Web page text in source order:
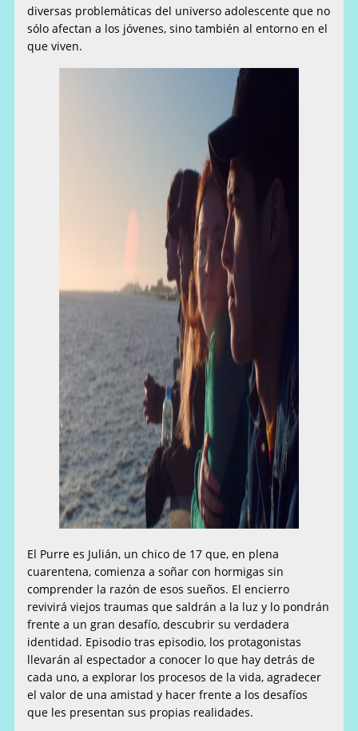
diversas problemáticas del universo adolescente que no
sólo afectan a los jóvenes, sino también al entorno en el
que viven.
El Purre es Julián, un chico de 17 que, en plena
cuarentena, comienza a soñar con hormigas sin
comprender la razón de esos sueños. El encierro
revivirá viejos traumas que saldrán a la luz y lo pondrán
frente a un gran desafío, descubrir su verdadera
identidad. Episodio tras episodio, los protagonistas
llevarán al espectador a conocer lo que hay detrás de
cada uno, a explorar los procesos de la vida, agradecer
el valor de una amistad y hacer frente a los desafíos
que les presentan sus propias realidades.